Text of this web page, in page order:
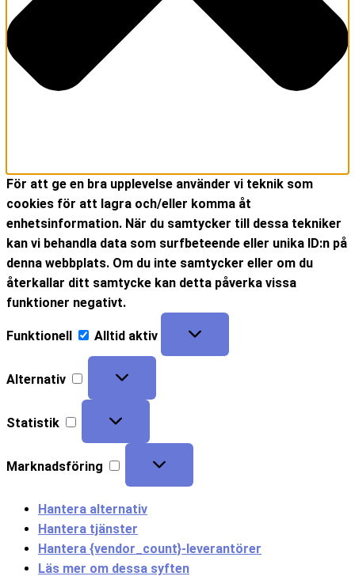
För att ge en bra upplevelse använder vi teknik som
cookies för att lagra och/eller komma åt
enhetsinformation. När du samtycker till dessa tekniker
kan vi behandla data som surfbeteende eller unika ID:n på
denna webbplats. Om du inte samtycker eller om du
återkallar ditt samtycke kan detta påverka vissa
funktioner negativt.
Funktionell Alltid aktiv
Alternativ
Statistik
Marknadsföring
Hantera alternativ
Hantera tjänster
Hantera {vendor_count}-leverantörer
Läs mer om dessa syften